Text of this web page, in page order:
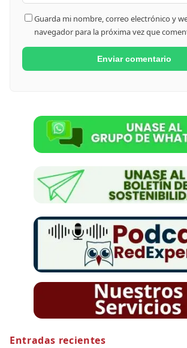
Guarda mi nombre, correo electrónico y
navegador para la próxima vez que
Entradas recientes